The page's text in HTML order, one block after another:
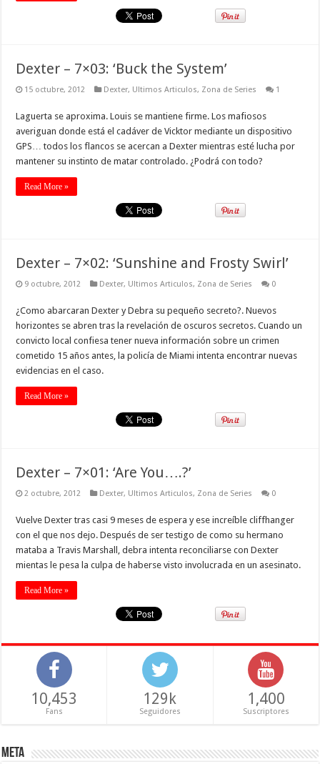
Dexter – 7×03: ‘Buck the System’
15 octubre, 2012 Dexter, Ultimos Articulos, Zona de Series 1
Laguerta se aproxima. Louis se mantiene firme. Los mafiosos
averiguan donde está el cadáver de Vicktor mediante un dispositivo
GPS… todos los flancos se acercan a Dexter mientras esté lucha por
mantener su instinto de matar controlado. ¿Podrá con todo?
Read More »
Dexter – 7×02: ‘Sunshine and Frosty Swirl’
9 octubre, 2012 Dexter, Ultimos Articulos, Zona de Series 0
¿Como abarcaran Dexter y Debra su pequeño secreto?. Nuevos
horizontes se abren tras la revelación de oscuros secretos. Cuando un
convicto local confiesa tener nueva información sobre un crimen
cometido 15 años antes, la policía de Miami intenta encontrar nuevas
evidencias en el caso.
Read More »
Dexter – 7×01: ‘Are You….?’
2 octubre, 2012 Dexter, Ultimos Articulos, Zona de Series 0
Vuelve Dexter tras casi 9 meses de espera y ese increíble cliffhanger
con el que nos dejo. Después de ser testigo de como su hermano
mataba a Travis Marshall, debra intenta reconciliarse con Dexter
mientas le pesa la culpa de haberse visto involucrada en un asesinato.
Read More »
10,453
Fans
129k
Seguidores
1,400
Suscriptores
Meta